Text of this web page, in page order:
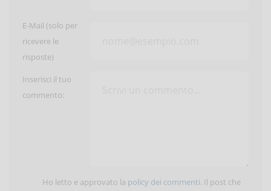
E-Mail (solo per
ricevere le
risposte)
Inserisci il tuo
commento:
Ho letto e approvato la policy dei commenti. Il post che